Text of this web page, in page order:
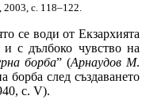
с. 118–122.
се води от Екзархията
с дълбоко чувство на
борба” (Арнаудов М.
борба след създаването
, с. V).